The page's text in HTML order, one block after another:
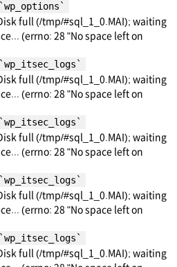
`wp_options`
full (/tmp/#sql_1_0.MAI); waiting
(errno: 28 "No space left on
`wp_itsec_logs`
full (/tmp/#sql_1_0.MAI); waiting
(errno: 28 "No space left on
`wp_itsec_logs`
full (/tmp/#sql_1_0.MAI); waiting
(errno: 28 "No space left on
`wp_itsec_logs`
full (/tmp/#sql_1_0.MAI); waiting
(errno: 28 "No space left on
`wp_itsec_logs`
full (/tmp/#sql_1_0.MAI); waiting